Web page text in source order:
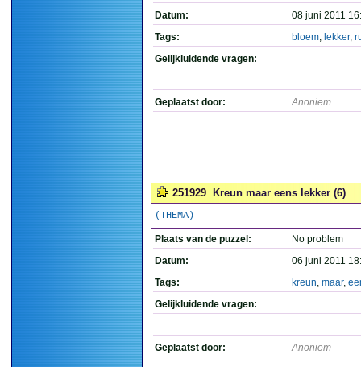
Datum:
08 juni 2011
Tags:
bloem, lekker,
Gelijkluidende vragen:
Geplaatst door: Anoniem
251929 Kreun maar eens lekker (6)
(THEMA)
Plaats van de puzzel:
No problem
Datum:
06 juni 2011
Tags:
kreun, maar,
Gelijkluidende vragen:
Geplaatst door: Anoniem